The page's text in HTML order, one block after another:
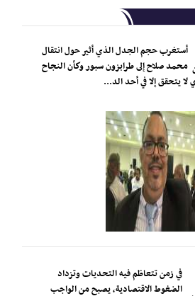
أستغرب حجم الجدل الذي أثير حول انتقال
محمد صلاح إلى طرابزون سبور وكأن النجاح
لا يتحقق إلا في أحد الد...
في زمن تتعاظم فيه التحديات وتزداد
الضغوط الاقتصادية، يصبح من الواجب